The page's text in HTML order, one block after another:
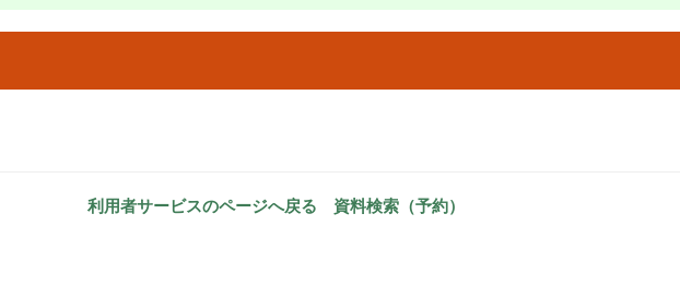
利用者サービスのページへ戻る 資料検索（予約）